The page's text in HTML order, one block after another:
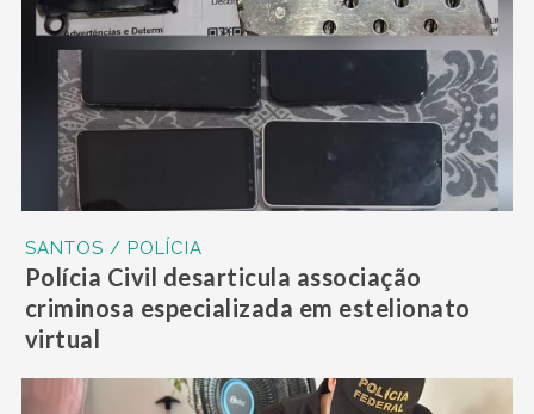
SANTOS / POLÍCIA
Polícia Civil desarticula associação
criminosa especializada em estelionato
virtual